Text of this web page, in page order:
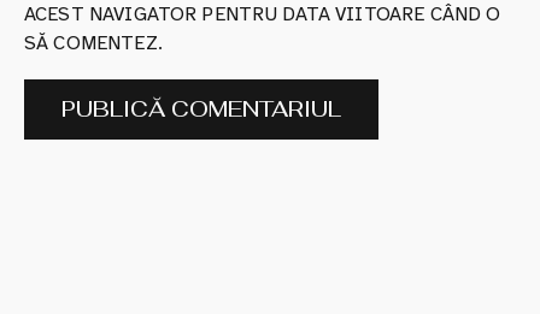
ACEST NAVIGATOR PENTRU DATA VIITOARE CÂND O
SĂ COMENTEZ.